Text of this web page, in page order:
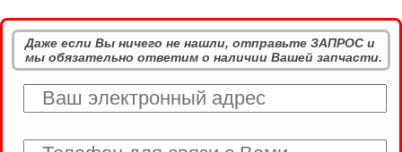
Даже если Вы ничего не нашли, отправьте ЗАПРОС и
мы обязательно ответим о наличии Вашей запчасти.